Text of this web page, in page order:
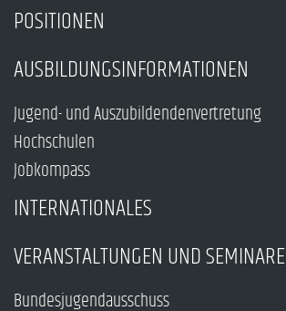
POSITIONEN
AUSBILDUNGSINFORMATIONEN
Jugend- und Auszubildendenvertretung
Hochschulen
Jobkompass
INTERNATIONALES
VERANSTALTUNGEN UND SEMINARE
Bundesjugendausschuss